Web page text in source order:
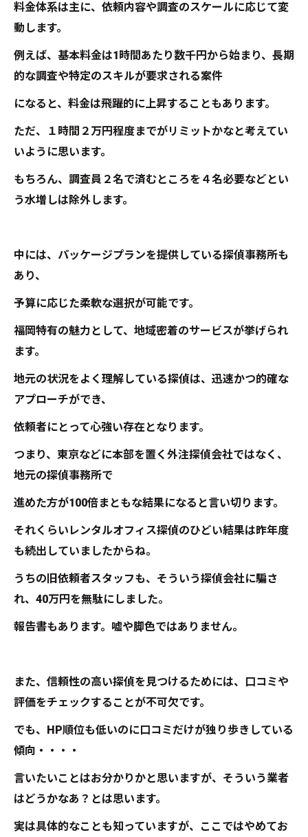
料金体系は主に、依頼内容や調査のスケールに応じて変
動します。
例えば、基本料金は1時間あたり数千円から始まり、長期
的な調査や特定のスキルが要求される案件
になると、料金は飛躍的に上昇することもあります。
ただ、１時間２万円程度までがリミットかなと考えてい
いように思います。
もちろん、調査員２名で済むところを４名必要などとい
う水増しは除外します。
中には、パッケージプランを提供している探偵事務所も
あり、
予算に応じた柔軟な選択が可能です。
福岡特有の魅力として、地域密着のサービスが挙げられ
ます。
地元の状況をよく理解している探偵は、迅速かつ的確な
アプローチができ、
依頼者にとって心強い存在となります。
つまり、東京などに本部を置く外注探偵会社ではなく、
地元の探偵事務所で
進めた方が100倍まともな結果になると言い切ります。
それくらいレンタルオフィス探偵のひどい結果は昨年度
も続出していましたからね。
うちの旧依頼者スタッフも、そういう探偵会社に騙さ
れ、40万円を無駄にしました。
報告書もあります。嘘や脚色ではありません。
また、信頼性の高い探偵を見つけるためには、口コミや
評価をチェックすることが不可欠です。
でも、HP順位も低いのに口コミだけが独り歩きしている
傾向・・・・
言いたいことはお分かりかと思いますが、そういう業者
はどうかなあ？とは思います。
実は具体的なことも知っていますが、ここではやめてお